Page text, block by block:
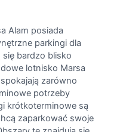
Alam posiada
parkingi dla
się bardzo blisko
lotnisko Marsa
zarówno
potrzeby
krótkoterminowe są
zaparkować swoje